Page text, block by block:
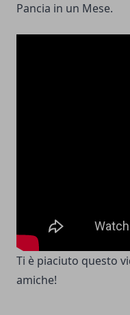
Pancia in un Mese.
Ti è piaciuto questo
amiche!